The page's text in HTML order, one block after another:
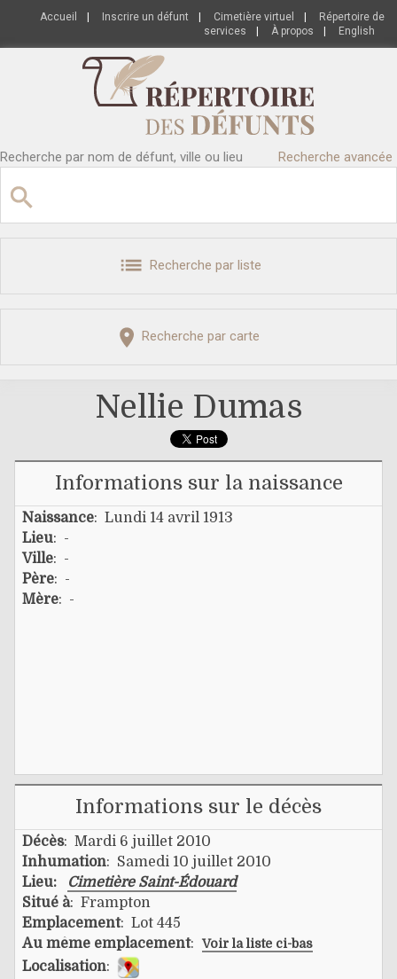
Accueil Inscrire un défunt Cimetière virtuel
Répertoire de
services
À propos English
Recherche par nom de défunt, ville ou lieu Recherche avancée
Recherche par liste
Recherche par carte
Nellie Dumas
Informations sur la naissance
Naissance: Lundi 14 avril 1913
Lieu: -
Ville: -
Père: -
Mère: -
Informations sur le décès
Décès: Mardi 6 juillet 2010
Inhumation: Samedi 10 juillet 2010
Lieu:
Cimetière Saint-Édouard
Situé à: Frampton
Emplacement: Lot 445
Au même emplacement: Voir la liste ci-bas
Localisation: